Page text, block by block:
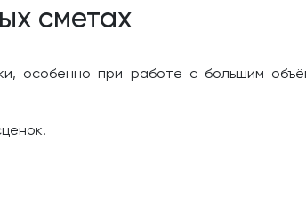
сметах
особенно при работе с большим